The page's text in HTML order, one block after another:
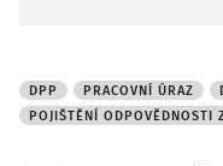
DPP PRACOVNÍ ÚRAZ
POJIŠTĚNÍ ODPOVĚDNOSTI